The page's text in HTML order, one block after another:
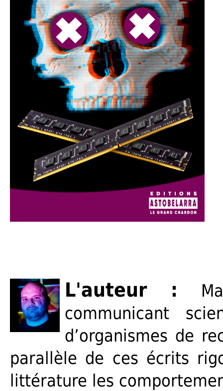
L'auteur :
communicant
d’organismes de
parallèle de ces écrits
littérature les